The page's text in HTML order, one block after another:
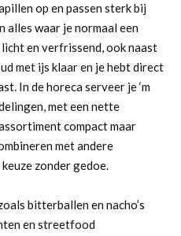
op en passen sterk bij
alles waar je normaal een
en verfrissend, ook naast
met ijs klaar en je hebt direct
In de horeca serveer je ‘m
met een nette
compact maar
met andere
zonder gedoe.
bitterballen en nacho’s
en streetfood